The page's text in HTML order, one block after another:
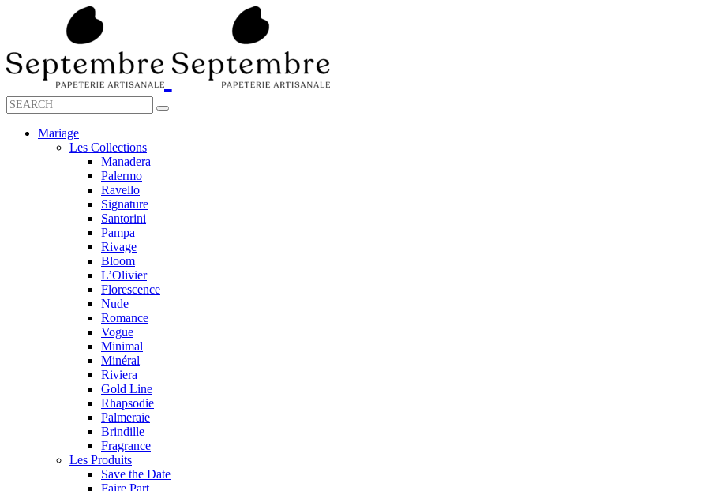
Mariage
Les Collections
Manadera
Palermo
Ravello
Signature
Santorini
Pampa
Rivage
Bloom
L’Olivier
Florescence
Nude
Romance
Vogue
Minimal
Minéral
Riviera
Gold Line
Rhapsodie
Palmeraie
Brindille
Fragrance
Les Produits
Save the Date
Faire Part